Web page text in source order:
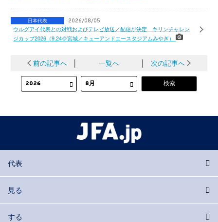
日本代表 2026/08/05
ウルグアイ代表との対戦およびテレビ放送／配信が決定 キリンチャレン
ジカップ2026（9.24＠宮城／キューアンドエースタジアムみやぎ）
前の記事へ │ 一覧へ │ 次の記事へ
代表
見る
する